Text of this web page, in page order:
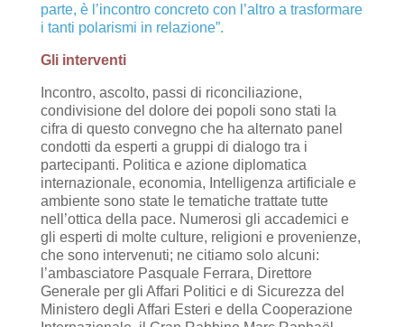
parte, è l’incontro concreto con l’altro a trasformare
i tanti polarismi in relazione”.
Gli interventi
Incontro, ascolto, passi di riconciliazione,
condivisione del dolore dei popoli sono stati la
cifra di questo convegno che ha alternato panel
condotti da esperti a gruppi di dialogo tra i
partecipanti. Politica e azione diplomatica
internazionale, economia, Intelligenza artificiale e
ambiente sono state le tematiche trattate tutte
nell’ottica della pace. Numerosi gli accademici e
gli esperti di molte culture, religioni e provenienze,
che sono intervenuti; ne citiamo solo alcuni:
l’ambasciatore Pasquale Ferrara, Direttore
Generale per gli Affari Politici e di Sicurezza del
Ministero degli Affari Esteri e della Cooperazione